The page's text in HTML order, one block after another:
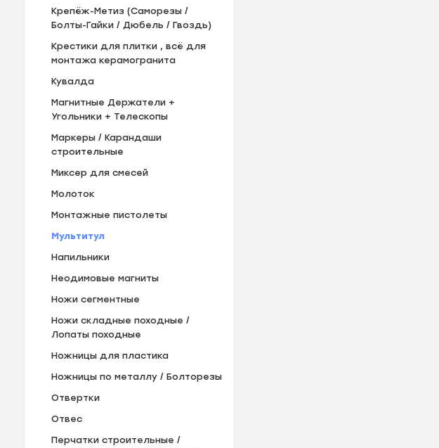
Крепёж-Метиз (Саморезы /
Болты-Гайки / Дюбель / Гвоздь)
Крестики для плитки , всё для
монтажа керамогранита
Кувалда
Магнитные Держатели +
Угольники + Телескопы
Маркеры / Карандаши
строительные
Миксер для смесей
Молоток
Монтажные пистолеты
Мультитул
Напильники
Неодимовые магниты
Ножи сегментные
Ножи складные походные /
Лопаты походные
Ножницы для пластика
Ножницы по металлу / Болторезы
Отвертки
Отвес
Перчатки строительные /